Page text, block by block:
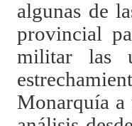
algunas de
provincial
militar las
Monarquía a